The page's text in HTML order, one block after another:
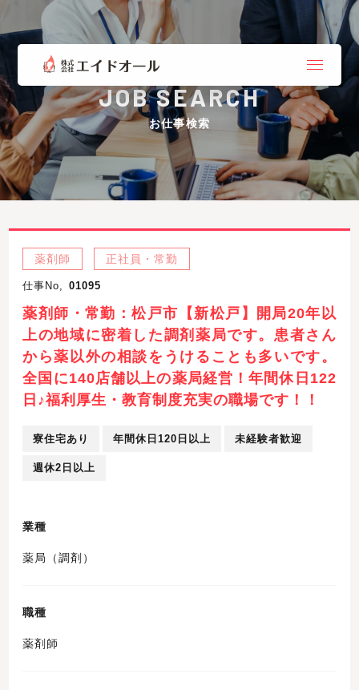
JOB SEARCH
お仕事検索
薬剤師 正社員・常勤
仕事No, 01095
薬剤師・常勤：松戸市【新松戸】開局20年以
上の地域に密着した調剤薬局です。患者さん
から薬以外の相談をうけることも多いです。
全国に140店舗以上の薬局経営！年間休日122
日♪福利厚生・教育制度充実の職場です！！
寮住宅あり 年間休日120日以上 未経験者歓迎
週休2日以上
業種
薬局（調剤）
職種
薬剤師